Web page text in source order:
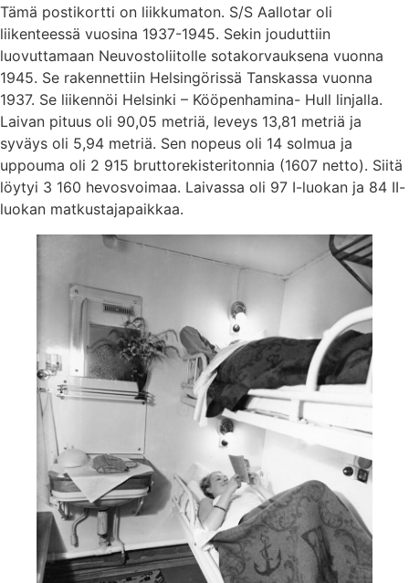
Tämä postikortti on liikkumaton. S/S Aallotar oli
liikenteessä vuosina 1937-1945. Sekin jouduttiin
luovuttamaan Neuvostoliitolle sotakorvauksena vuonna
1945. Se rakennettiin Helsingörissä Tanskassa vuonna
1937. Se liikennöi Helsinki – Kööpenhamina- Hull linjalla.
Laivan pituus oli 90,05 metriä, leveys 13,81 metriä ja
syväys oli 5,94 metriä. Sen nopeus oli 14 solmua ja
uppouma oli 2 915 bruttorekisteritonnia (1607 netto). Siitä
löytyi 3 160 hevosvoimaa. Laivassa oli 97 I-luokan ja 84 II-
luokan matkustajapaikkaa.